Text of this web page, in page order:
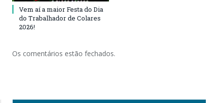
Vem aí a maior Festa do Dia
do Trabalhador de Colares
2026!
Os comentários estão fechados.